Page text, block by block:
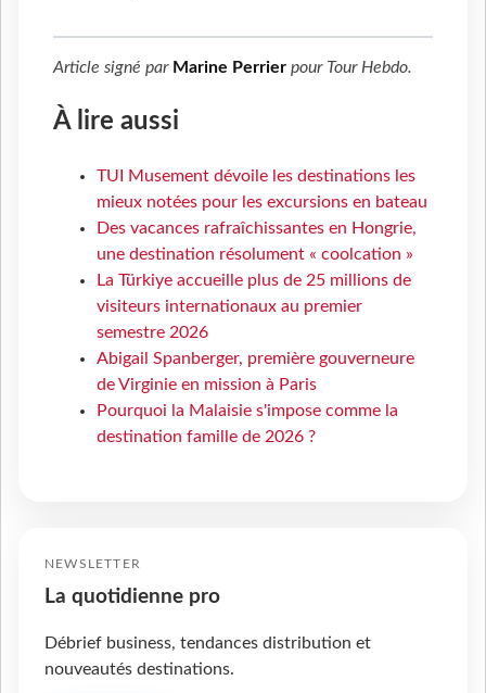
Article signé par Marine Perrier pour Tour Hebdo.
À lire aussi
TUI Musement dévoile les destinations les
mieux notées pour les excursions en bateau
Des vacances rafraîchissantes en Hongrie,
une destination résolument « coolcation »
La Türkiye accueille plus de 25 millions de
visiteurs internationaux au premier
semestre 2026
Abigail Spanberger, première gouverneure
de Virginie en mission à Paris
Pourquoi la Malaisie s'impose comme la
destination famille de 2026 ?
NEWSLETTER
La quotidienne pro
Débrief business, tendances distribution et
nouveautés destinations.